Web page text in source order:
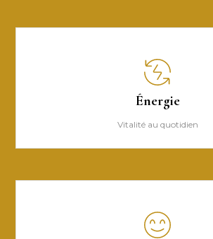
Énergie
Vitalité au quotidien